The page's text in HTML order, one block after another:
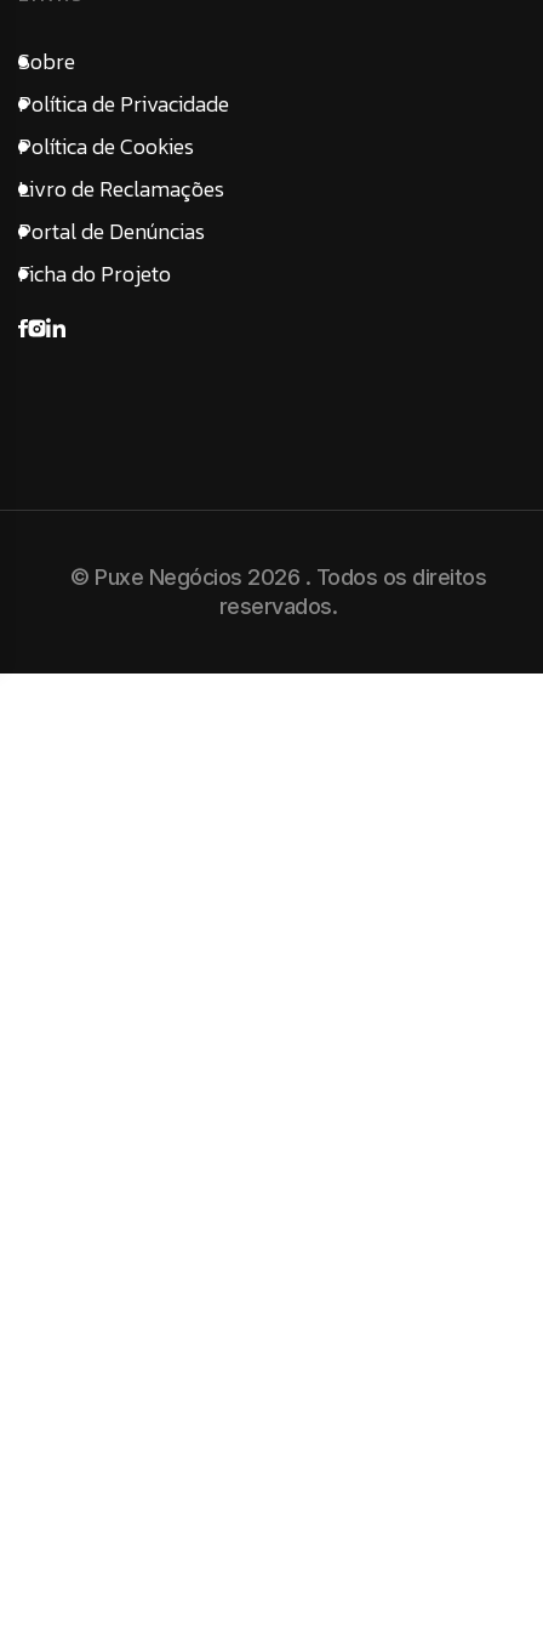
Sobre
Política de Privacidade
Política de Cookies
Livro de Reclamações
Portal de Denúncias
Ficha do Projeto
© Puxe Negócios 2026 . Todos os direitos
reservados.